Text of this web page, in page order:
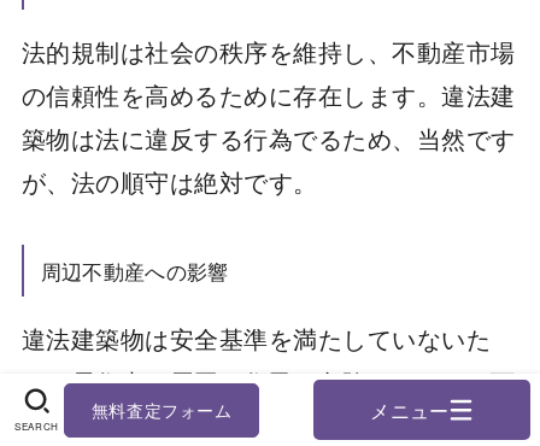
SEARCH
無料査定フォーム
法的規制は社会の秩序を維持し、不動産市場
の信頼性を高めるために存在します。違法建
築物は法に違反する行為でるため、当然です
が、法の順守は絶対です。
周辺不動産への影響
違法建築物は安全基準を満たしていないた
め、居住者や周囲の住民に危険をもたらす可
能性があります。